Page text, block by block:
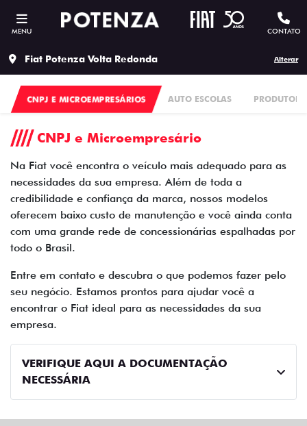
MENU CONTATO
Fiat Potenza Volta Redonda Alterar
CNPJ E MICROEMPRESÁRIOS AUTO ESCOLAS
CNPJ e Microempresário
Na Fiat você encontra o veículo mais adequado para as
necessidades da sua empresa. Além de toda a
credibilidade e confiança da marca, nossos modelos
oferecem baixo custo de manutenção e você ainda conta
com uma grande rede de concessionárias espalhadas por
todo o Brasil.
Entre em contato e descubra o que podemos fazer pelo
seu negócio. Estamos prontos para ajudar você a
encontrar o Fiat ideal para as necessidades da sua
empresa.
VERIFIQUE AQUI A DOCUMENTAÇÃO
NECESSÁRIA